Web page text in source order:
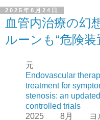
2025年8月24日
血管内治療の幻
ルーンも“危険装
元
Endovascular
treatment for
stenosis: an
controlled trials
2025 8月 ヨ